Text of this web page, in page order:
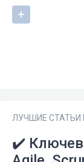
ЛУЧШИЕ СТАТЬИ
✔️